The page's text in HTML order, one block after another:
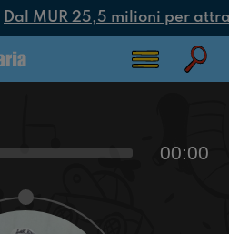
Dal MUR 25,5 milioni per
00:00